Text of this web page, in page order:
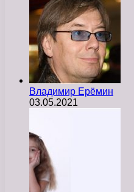
Владимир Ерёмин
03.05.2021